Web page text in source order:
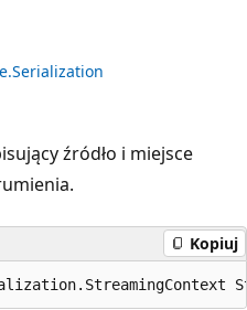
źródło i miejsce
Kopiuj